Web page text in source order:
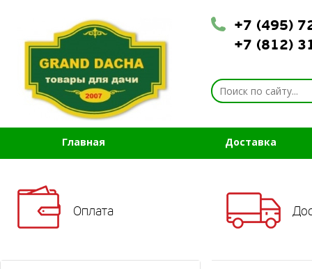
+7 (495)
+7 (812)
Главная Доставка
Оплата